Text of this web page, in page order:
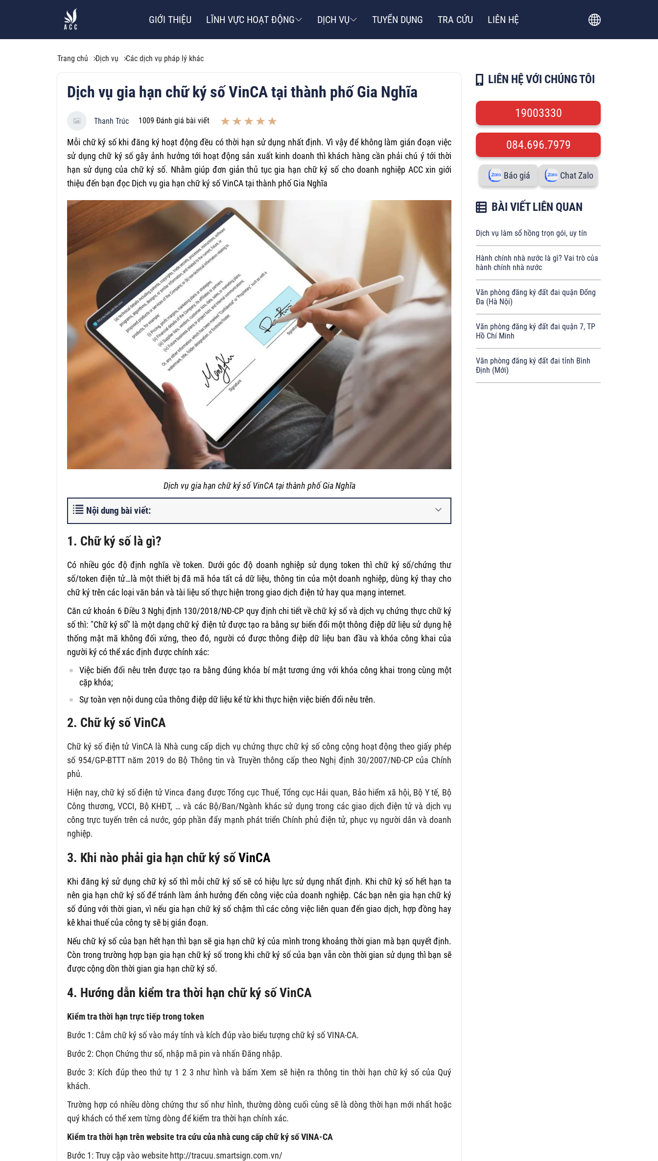
GIỚI THIỆU LĨNH VỰC HOẠT ĐỘNG DỊCH VỤ TUYỂN DỤNG TRA CỨU LIÊN HỆ
Trang chủ Dịch vụ Các dịch vụ pháp lý khác
Dịch vụ gia hạn chữ ký số VinCA tại thành phố Gia Nghĩa
Thanh Trúc 1009 Đánh giá bài viết
Mỗi chữ ký số khi đăng ký hoạt động đều có thời hạn sử dụng nhất định. Vì vậy để không làm gián đoạn việc
sử dụng chữ ký số gây ảnh hưởng tới hoạt động sản xuất kinh doanh thì khách hàng cần phải chú ý tới thời
hạn sử dụng của chữ ký số. Nhằm giúp đơn giản thủ tục gia hạn chữ ký số cho doanh nghiệp ACC xin giới
thiệu đến bạn đọc Dịch vụ gia hạn chữ ký số VinCA tại thành phố Gia Nghĩa
Dịch vụ gia hạn chữ ký số VinCA tại thành phố Gia Nghĩa
Nội dung bài viết:
1. Chữ ký số là gì?
Có nhiều góc độ định nghĩa về token. Dưới góc độ doanh nghiệp sử dụng token thì chữ ký số/chứng thư
số/token điện tử…là một thiết bị đã mã hóa tất cả dữ liệu, thông tin của một doanh nghiệp, dùng ký thay cho
chữ ký trên các loại văn bản và tài liệu số thực hiện trong giao dịch điện tử hay qua mạng internet.
Căn cứ khoản 6 Điều 3 Nghị định 130/2018/NĐ-CP quy định chi tiết về chữ ký số và dịch vụ chứng thực chữ ký
số thì: "Chữ ký số" là một dạng chữ ký điện tử được tạo ra bằng sự biến đổi một thông điệp dữ liệu sử dụng hệ
thống mật mã không đối xứng, theo đó, người có được thông điệp dữ liệu ban đầu và khóa công khai của
người ký có thể xác định được chính xác:
Việc biến đổi nêu trên được tạo ra bằng đúng khóa bí mật tương ứng với khóa công khai trong cùng một
cặp khóa;
Sự toàn vẹn nội dung của thông điệp dữ liệu kể từ khi thực hiện việc biến đổi nêu trên.
2. Chữ ký số VinCA
Chữ ký số điện tử VinCA là Nhà cung cấp dịch vụ chứng thực chữ ký số công cộng hoạt động theo giấy phép
số 954/GP-BTTT năm 2019 do Bộ Thông tin và Truyền thông cấp theo Nghị định 30/2007/NĐ-CP của Chính
phủ.
Hiện nay, chữ ký số điện tử Vinca đang được Tổng cục Thuế, Tổng cục Hải quan, Bảo hiểm xã hội, Bộ Y tế, Bộ
Công thương, VCCI, Bộ KHĐT, … và các Bộ/Ban/Ngành khác sử dụng trong các giao dịch điện tử và dịch vụ
công trực tuyến trên cả nước, góp phần đẩy mạnh phát triển Chính phủ điện tử, phục vụ người dân và doanh
nghiệp.
3. Khi nào phải gia hạn chữ ký số VinCA
Khi đăng ký sử dụng chữ ký số thì mỗi chữ ký số sẽ có hiệu lực sử dụng nhất định. Khi chữ ký số hết hạn ta
nên gia hạn chữ ký số để tránh làm ảnh hưởng đến công việc của doanh nghiệp. Các bạn nên gia hạn chữ ký
số đúng với thời gian, vì nếu gia hạn chữ ký số chậm thì các công việc liên quan đến giao dịch, hợp đồng hay
kê khai thuế của công ty sẽ bị gián đoạn.
Nếu chữ ký số của bạn hết hạn thì bạn sẽ gia hạn chữ ký của mình trong khoảng thời gian mà bạn quyết định.
Còn trong trường hợp bạn gia hạn chữ ký số trong khi chữ ký số của bạn vẫn còn thời gian sử dụng thì bạn sẽ
được cộng dồn thời gian gia hạn chữ ký số.
4. Hướng dẫn kiểm tra thời hạn chữ ký số VinCA
Kiểm tra thời hạn trực tiếp trong token
Bước 1: Cắm chữ ký số vào máy tính và kích đúp vào biểu tượng chữ ký số VINA-CA.
Bước 2: Chọn Chứng thư số, nhập mã pin và nhấn Đăng nhập.
Bước 3: Kích đúp theo thứ tự 1 2 3 như hình và bấm Xem sẽ hiện ra thông tin thời hạn chữ ký số của Quý
khách.
Trường hợp có nhiều dòng chứng thư số như hình, thường dòng cuối cùng sẽ là dòng thời hạn mới nhất hoặc
quý khách có thể xem từng dòng để kiểm tra thời hạn chính xác.
Kiểm tra thời hạn trên website tra cứu của nhà cung cấp chữ ký số VINA-CA
Bước 1: Truy cập vào website http://tracuu.smartsign.com.vn/
LIÊN HỆ VỚI CHÚNG TÔI
19003330
084.696.7979
Báo giá Chat Zalo
BÀI VIẾT LIÊN QUAN
Dịch vụ làm sổ hồng trọn gói, uy tín
Hành chính nhà nước là gì? Vai trò của
hành chính nhà nước
Văn phòng đăng ký đất đai quận Đống
Đa (Hà Nội)
Văn phòng đăng ký đất đai quận 7, TP
Hồ Chí Minh
Văn phòng đăng ký đất đai tỉnh Bình
Định (Mới)